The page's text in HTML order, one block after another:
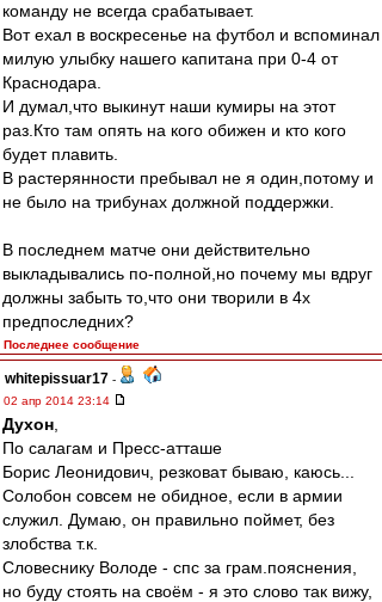
команду не всегда срабатывает.
Вот ехал в воскресенье на футбол и вспоминал
милую улыбку нашего капитана при 0-4 от
Краснодара.
И думал,что выкинут наши кумиры на этот
раз.Кто там опять на кого обижен и кто кого
будет плавить.
В растерянности пребывал не я один,потому и
не было на трибунах должной поддержки.
В последнем матче они действительно
выкладывались по-полной,но почему мы вдруг
должны забыть то,что они творили в 4х
предпоследних?
Последнее сообщение
whitepissuar17 -
02 апр 2014 23:14
Духон
По салагам и Пресс-атташе
Борис Леонидович, резковат бываю, каюсь...
Солобон совсем не обидное, если в армии
служил. Думаю, он правильно поймет, без
злобства т.к.
Словеснику Володе - спс за грам.пояснения,
но буду стоять на своём - я это слово так вижу,